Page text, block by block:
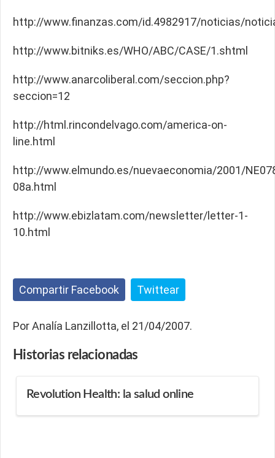
http://www.finanzas.com/id.4982917/noticias/
http://www.bitniks.es/WHO/ABC/CASE/1.shtml
http://www.anarcoliberal.com/seccion.php?
seccion=12
http://html.rincondelvago.com/america-on-
line.html
http://www.elmundo.es/nuevaeconomia/2001/
08a.html
http://www.ebizlatam.com/newsletter/letter-1-
10.html
Compartir Facebook Twittear
Por Analía Lanzillotta, el 21/04/2007.
Historias relacionadas
Revolution Health: la salud online